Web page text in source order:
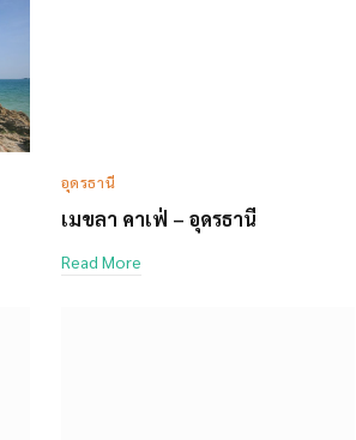
อุดรธานี
เมขลา คาเฟ่ – อุดรธานี
Read More